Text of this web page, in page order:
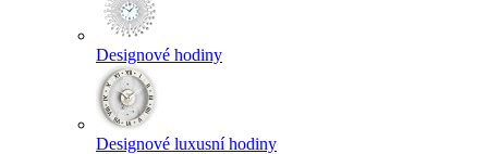
Designové hodiny
Designové luxusní hodiny